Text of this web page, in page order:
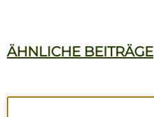
ÄHNLICHE BEITRÄGE